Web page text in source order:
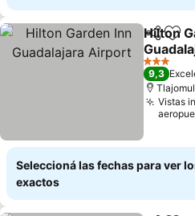
Hilton
3 Estrellas
9,3
Vistas
Seleccioná las fechas para ver
exactos